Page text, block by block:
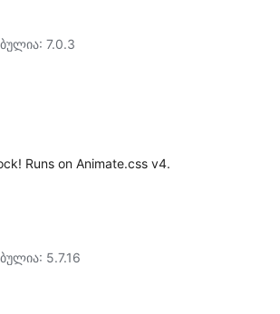
7.0.3
Runs on Animate.css v4.
5.7.16